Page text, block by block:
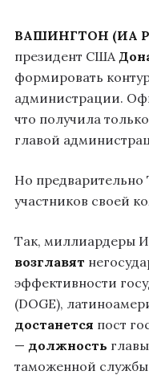
ВАШИНГТОН (ИА
президент США
формировать
администрации.
что получила только
главой
Но предварительно
участников своей
Так, миллиардеры
возглавят
эффективности
(DOGE),
достанется пост
— должность
таможенной